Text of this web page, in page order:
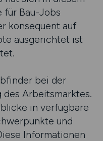
für Bau-Jobs
konsequent auf
ausgerichtet ist
bei der
Arbeitsmarktes.
in verfügbare
und
Informationen